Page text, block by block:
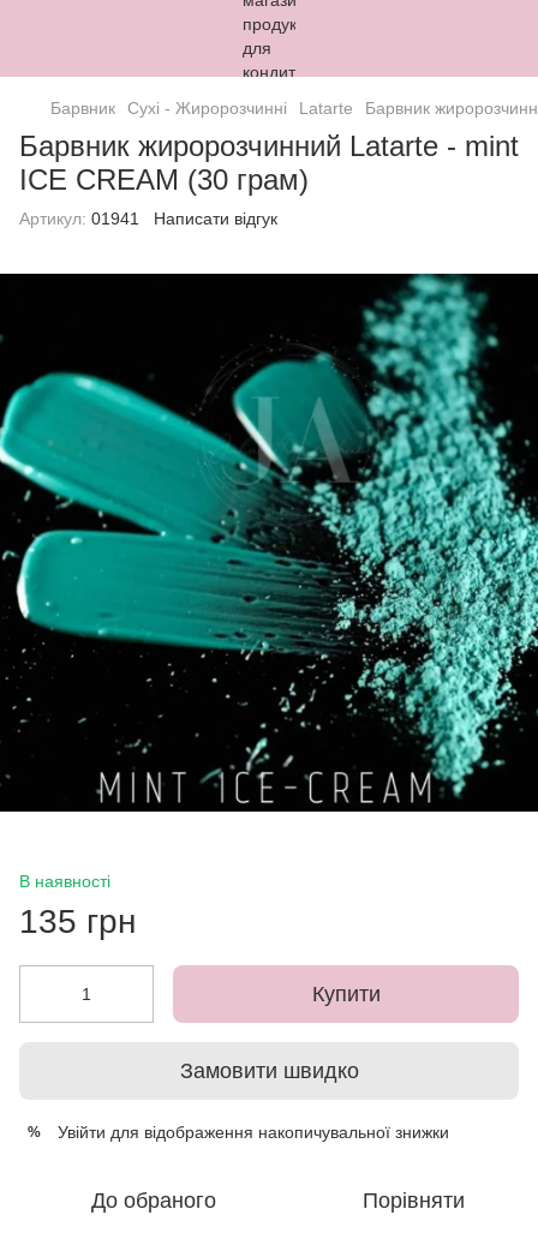
Барвник Сухі - Жиророзчинні Latarte Барвник
Барвник жиророзчинний Latarte - mint
ICE CREAM (30 грам)
Артикул: 01941 Написати відгук
В наявності
135 грн
Купити
Замовити швидко
% Увійти для відображення накопичувальної знижки
До обраного Порівняти